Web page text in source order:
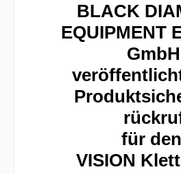
BLACK
EQUIPMENT
GmbH
für den
VISION